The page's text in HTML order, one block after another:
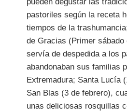
pastoriles según la receta
tiempos de la
de Gracias (Primer sábado
servía de despedida a los
abandonaban sus familias
Extremadura; Santa Lucía
San Blas (3 de febrero),
unas deliciosas rosquillas